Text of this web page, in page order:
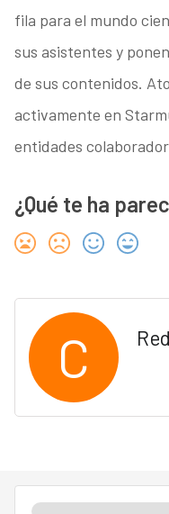
fila para el mundo
sus asistentes y
de sus contenidos.
activamente en
entidades
¿Qué te ha
C